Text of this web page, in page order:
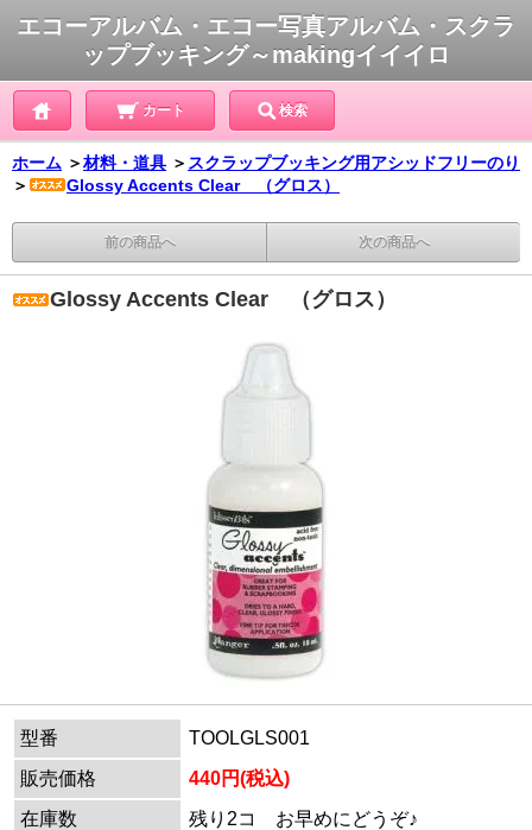
エコーアルバム・エコー写真アルバム・スクラ
ップブッキング～makingイイイロ
カート 検索
ホーム ＞材料・道具 ＞ スクラップブッキング用アシッドフリーのり
＞
Glossy Accents Clear （グロス）
前の商品へ 次の商品へ
Glossy Accents Clear （グロス）
型番
TOOLGLS001
販売価格
440円(税込)
在庫数
残り2コ お早めにどうぞ♪